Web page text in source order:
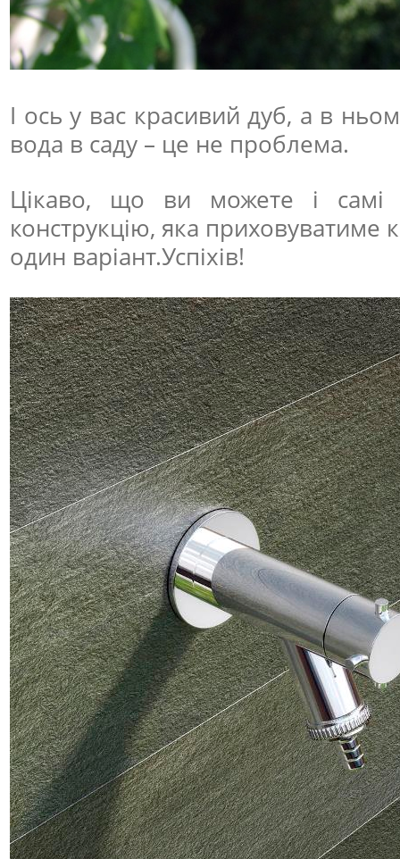
І ось у вас красивий дуб, а в
вода в саду – це не проблема.
Цікаво, що ви можете і самі
конструкцію, яка
один варіант.Успіхів!